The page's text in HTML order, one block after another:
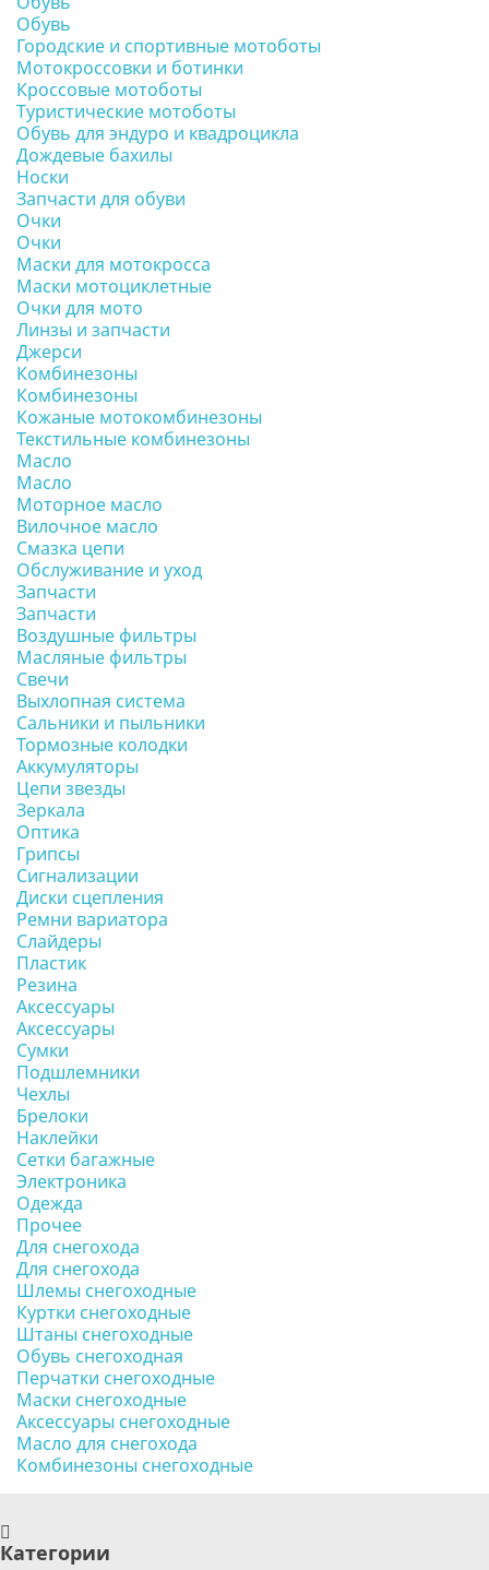
Обувь
Городские и спортивные мотоботы
Мотокроссовки и ботинки
Кроссовые мотоботы
Туристические мотоботы
Обувь для эндуро и квадроцикла
Дождевые бахилы
Носки
Запчасти для обуви
Очки
Очки
Маски для мотокросса
Маски мотоциклетные
Очки для мото
Линзы и запчасти
Джерси
Комбинезоны
Комбинезоны
Кожаные мотокомбинезоны
Текстильные комбинезоны
Масло
Масло
Моторное масло
Вилочное масло
Смазка цепи
Обслуживание и уход
Запчасти
Запчасти
Воздушные фильтры
Масляные фильтры
Свечи
Выхлопная система
Сальники и пыльники
Тормозные колодки
Аккумуляторы
Цепи звезды
Зеркала
Оптика
Грипсы
Сигнализации
Диски сцепления
Ремни вариатора
Слайдеры
Пластик
Резина
Аксессуары
Аксессуары
Сумки
Подшлемники
Чехлы
Брелоки
Наклейки
Сетки багажные
Электроника
Одежда
Прочее
Для снегохода
Для снегохода
Шлемы снегоходные
Куртки снегоходные
Штаны снегоходные
Обувь снегоходная
Перчатки снегоходные
Маски снегоходные
Аксессуары снегоходные
Масло для снегохода
Комбинезоны снегоходные
Категории